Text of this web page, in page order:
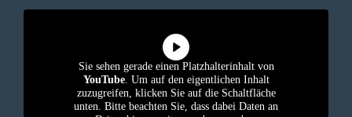
Sie sehen gerade einen Platzhalterinhalt von
YouTube. Um auf den eigentlichen Inhalt
zuzugreifen, klicken Sie auf die Schaltfläche
unten. Bitte beachten Sie, dass dabei Daten an